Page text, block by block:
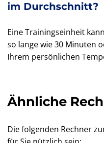
im Durchschnitt?
Eine Trainingseinheit
so lange wie 30 Minuten
Ihrem persönlichen
Ähnliche
Die folgenden Rechner